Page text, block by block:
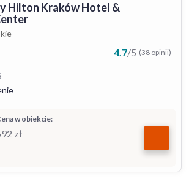
Hilton Kraków Hotel &
4.7/5 (38 opinii)
w obiekcie:
zł